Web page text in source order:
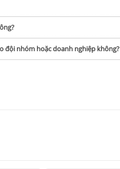
đội nhóm hoặc doanh nghiệp không?